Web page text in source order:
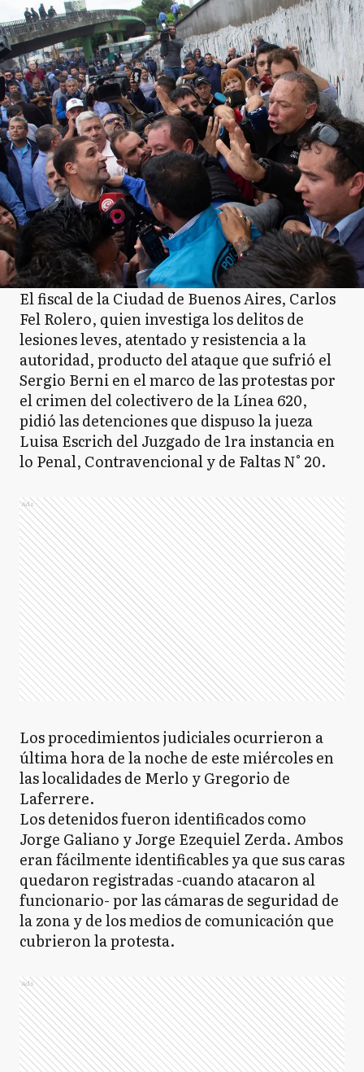
El fiscal de la Ciudad de Buenos Aires, Carlos
Fel Rolero, quien investiga los delitos de
lesiones leves, atentado y resistencia a la
autoridad, producto del ataque que sufrió el
Sergio Berni en el marco de las protestas por
el crimen del colectivero de la Línea 620,
pidió las detenciones que dispuso la jueza
Luisa Escrich del Juzgado de 1ra instancia en
lo Penal, Contravencional y de Faltas N° 20.
Ads
Los procedimientos judiciales ocurrieron a
última hora de la noche de este miércoles en
las localidades de Merlo y Gregorio de
Laferrere.
Los detenidos fueron identificados como
Jorge Galiano y Jorge Ezequiel Zerda. Ambos
eran fácilmente identificables ya que sus caras
quedaron registradas -cuando atacaron al
funcionario- por las cámaras de seguridad de
la zona y de los medios de comunicación que
cubrieron la protesta.
Ads